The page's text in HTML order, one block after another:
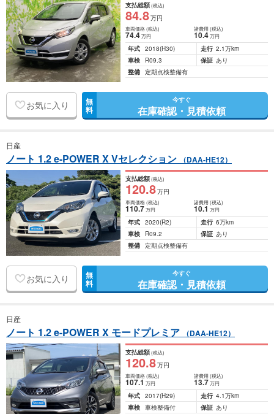
支払総額(税込)
84.8万円
車両価格(税込)
74.4万円
諸費用 (税込)
10.4 万円
年式 2018(H30) 走行 2.1万km
車検
R09.3 保証 あり
整備 定期点検整備有
お気に入り 無
料
今すぐ
在庫確認・見積依頼
日産
ノート 1.2 e-POWER X Vセレクション （DAA-HE12）
支払総額(税込)
120.8万円
車両価格(税込)
110.7万円
諸費用 (税込)
10.1 万円
年式 2020(R2) 走行 6万km
車検
R09.2 保証 あり
整備 定期点検整備有
お気に入り 無
料
今すぐ
在庫確認・見積依頼
日産
ノート 1.2 e-POWER X モードプレミア （DAA-HE12）
支払総額(税込)
120.8万円
車両価格(税込)
107.1万円
諸費用 (税込)
13.7 万円
年式 2017(H29) 走行 4.1万km
車検 車検整備付 保証 あり